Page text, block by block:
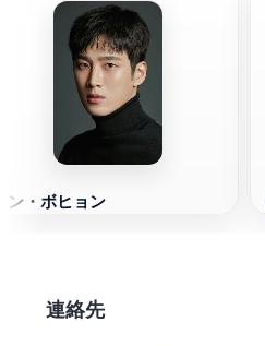
ン・ボヒョン
連絡先